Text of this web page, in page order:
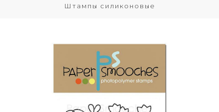
Штампы силиконовые